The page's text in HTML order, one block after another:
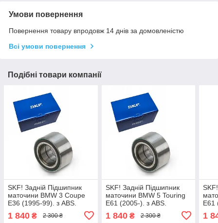
Умови повернення
Повернення товару впродовж 14 днів за домовленістю
Всі умови повернення
Подібні товари компанії
SKF! Задній Підшипник
маточини BMW 3 Coupe
E36 (1995-99). з ABS.
713649410. Німеччина!
1 840 ₴ 2 300 ₴
SKF! Задній Підшипник
маточини BMW 5 Touring
E61 (2005-). з ABS.
713649410. Німеччина!
1 840₴ 2 300 ₴
Е61
1